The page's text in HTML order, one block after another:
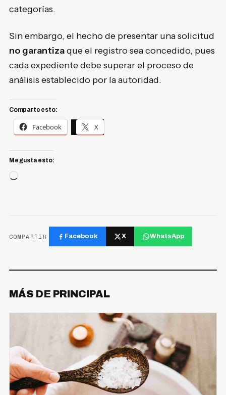
categorías.
Sin embargo, el hecho de presentar una solicitud
no garantizaque el registro sea concedido, pues
cada expediente debe superar el proceso de
análisis establecido por la autoridad.
Comparte esto:
Facebook X
Me gusta esto:
Cargando...
COMPARTIR Facebook X WhatsApp
MÁS DE PRINCIPAL